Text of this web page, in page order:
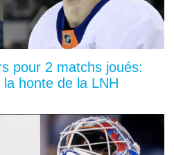
pour 2 matchs joués:
honte de la LNH